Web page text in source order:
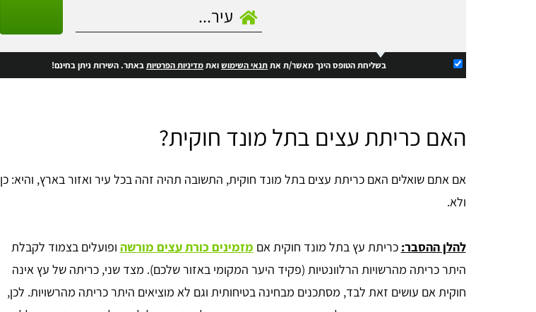
בשליחת הטופס הינך מאשר/ת אתתנאי השימושואתמדיניות הפרטיותבאתר. השירות ניתן בחינם!
האם כריתת עצים בתל מונד חוקית?
אם אתם שואלים האם כריתת עצים בתל מונד חוקית, התשובה תהיה זהה בכל עיר ואזור בארץ, והיא: כן
ולא.
להלן ההסבר: כריתת עץ בתל מונד חוקית אם מזמינים כורת עצים מורשה ופועלים בצמוד לקבלת
היתר כריתה מהרשויות הרלוונטיות (פקיד היער המקומי באזור שלכם). מצד שני, כריתה של עץ אינה
חוקית אם עושים זאת לבד, מסתכנים מבחינה בטיחותית וגם לא מוציאים היתר כריתה מהרשויות. לכן,